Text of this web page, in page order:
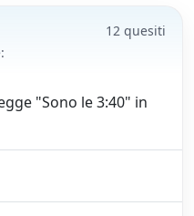
12 quesiti
"Sono le 3:40" in